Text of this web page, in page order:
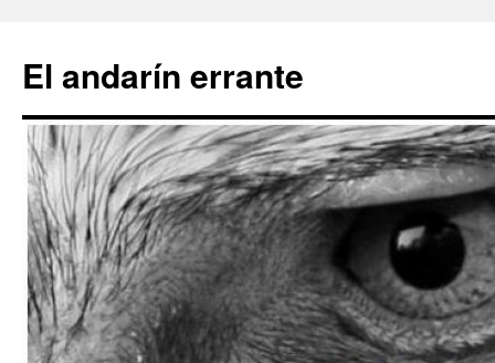
contenido
El andarín errante